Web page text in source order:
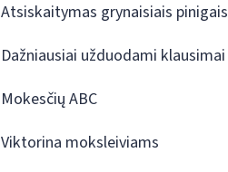
Atsiskaitymas grynaisiais pinigais
Dažniausiai užduodami klausimai
Mokesčių ABC
Viktorina moksleiviams